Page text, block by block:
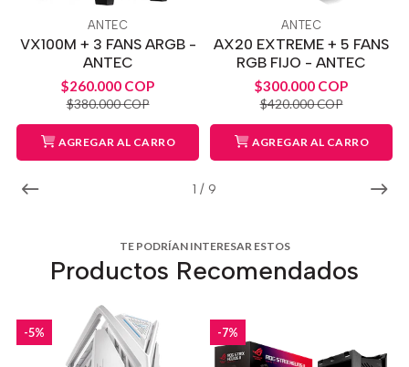
1 / 9
ANTEC
VX100M + 3 FANS ARGB -
ANTEC
$260.000 COP
$380.000 COP
AGREGAR AL CARRO
ANTEC
AX20 EXTREME + 5 FANS
RGB FIJO - ANTEC
$300.000 COP
$420.000 COP
AGREGAR AL CARRO
TE PODRÍAN INTERESAR ESTOS
Productos Recomendados
-5% -7%